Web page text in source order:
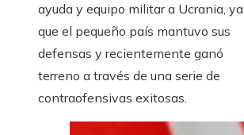
ayuda y equipo militar a Ucrania, ya
que el pequeño país mantuvo sus
defensas y recientemente ganó
terreno a través de una serie de
contraofensivas exitosas.